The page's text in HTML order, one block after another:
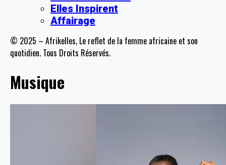
Elles Inspirent
Affairage
© 2025 – Afrikelles, Le reflet de la femme africaine et son
quotidien. Tous Droits Réservés.
Musique